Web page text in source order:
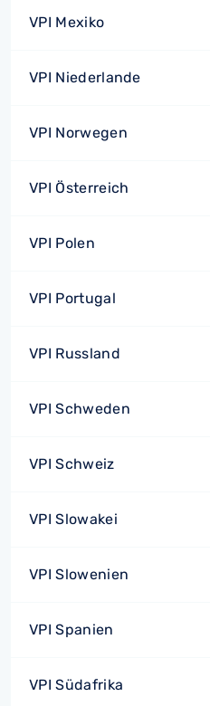
VPI Mexiko
VPI Niederlande
VPI Norwegen
VPI Österreich
VPI Polen
VPI Portugal
VPI Russland
VPI Schweden
VPI Schweiz
VPI Slowakei
VPI Slowenien
VPI Spanien
VPI Südafrika